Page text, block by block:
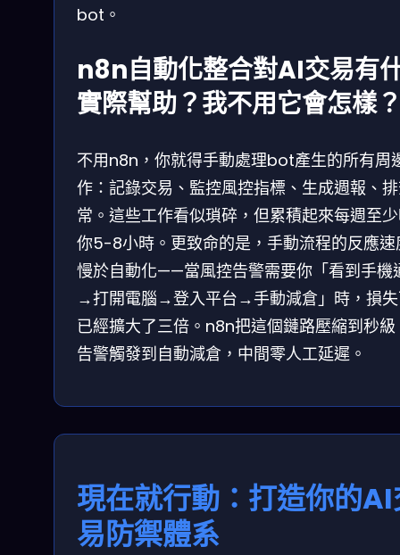
bot。
n8n自動化整合對AI交易有
實際幫助？我不用它會怎樣
不用n8n，你就得手動處理bot產生的所有周
作：記錄交易、監控風控指標、生成週報、
常。這些工作看似瑣碎，但累積起來每週至
你5-8小時。更致命的是，手動流程的反應速
慢於自動化——當風控告警需要你「看到手機
→打開電腦→登入平台→手動減倉」時，損
已經擴大了三倍。n8n把這個鏈路壓縮到秒級
告警觸發到自動減倉，中間零人工延遲。
現在就行動：打造你的
易防禦體系